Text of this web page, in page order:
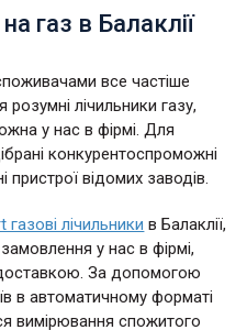
газ в Балаклії
все частіше
лічильники газу,
у нас в фірмі. Для
конкурентоспроможні
пристрої відомих заводів.
лічильники в Балаклії,
у нас в фірмі,
За допомогою
в автоматичному форматі
вимірювання спожитого